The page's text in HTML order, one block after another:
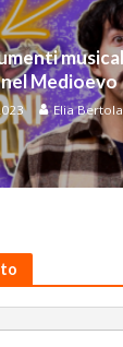
Medioevo
Elia